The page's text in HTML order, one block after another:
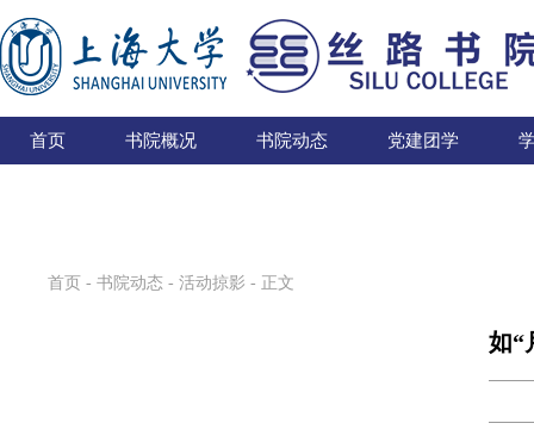
首页 书院概况 书院动态 党建团学
首页 - 书院动态 - 活动掠影 - 正文
如“